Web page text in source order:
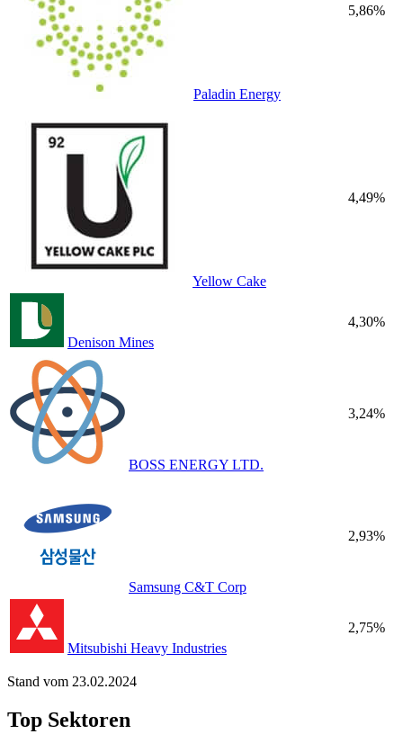
Paladin Energy
5,86%
Yellow Cake
4,49%
Denison Mines
4,30%
BOSS ENERGY LTD.
3,24%
Samsung C&T Corp
2,93%
Mitsubishi Heavy Industries
2,75%
Stand vom 23.02.2024
Top Sektoren